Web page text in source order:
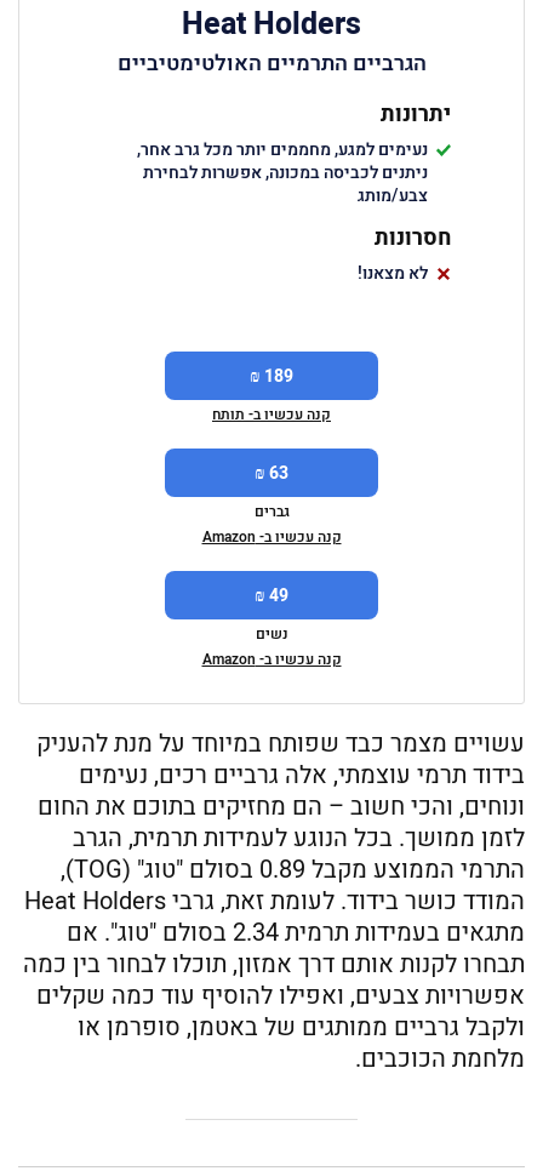
Heat Holders
הגרביים התרמיים האולטימטיביים
יתרונות
נעימים למגע, מחממים יותר מכל גרב אחר,
ניתנים לכביסה במכונה, אפשרות לבחירת
צבע/מותג
חסרונות
לא מצאנו!
189 ₪
קנה עכשיו ב- תותח
63 ₪
גברים
קנה עכשיו ב- Amazon
49 ₪
נשים
קנה עכשיו ב- Amazon
עשויים מצמר כבד שפותח במיוחד על מנת להעניק
בידוד תרמי עוצמתי, אלה גרביים רכים, נעימים
ונוחים, והכי חשוב – הם מחזיקים בתוכם את החום
לזמן ממושך. בכל הנוגע לעמידות תרמית, הגרב
התרמי הממוצע מקבל 0.89 בסולם "טוג" (TOG),
המודד כושר בידוד. לעומת זאת, גרבי Heat Holders
מתגאים בעמידות תרמית 2.34 בסולם "טוג". אם
תבחרו לקנות אותם דרך אמזון, תוכלו לבחור בין כמה
אפשרויות צבעים, ואפילו להוסיף עוד כמה שקלים
ולקבל גרביים ממותגים של באטמן, סופרמן או
מלחמת הכוכבים.